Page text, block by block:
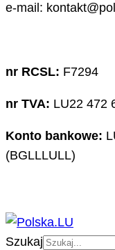
e-mail:
nr RCSL: F7294
nr TVA: LU22 472
Konto bankowe:
(BGLLLULL)
Szukaj